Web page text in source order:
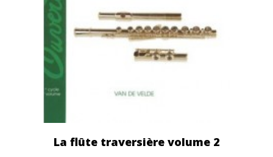
La flûte traversière volume 2